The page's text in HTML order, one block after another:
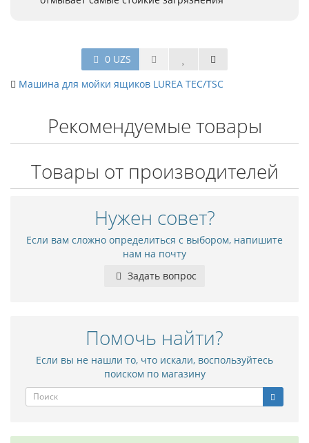
0 UZS
Машина для мойки ящиков LUREA TEC/TSC
Рекомендуемые товары
Товары от производителей
Нужен совет?
Если вам сложно определиться с выбором, напишите
нам на почту
Задать вопрос
Помочь найти?
Если вы не нашли то, что искали, воспользуйтесь
поиском по магазину